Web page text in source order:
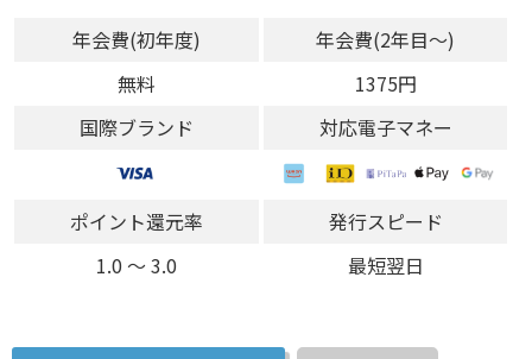
年会費(初年度)
無料
年会費(2年目～)
1375円
国際ブランド
対応電子マネー
ポイント還元率
1.0 〜 3.0
発行スピード
最短翌日